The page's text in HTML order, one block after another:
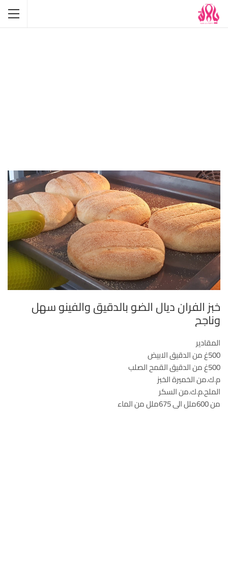
خبز الفران ديال الضو بالدقيق والفينو سهل
وناجح
المقادير
500غ من الدقيق الابيض
500غ من الدقيق القمح الصلب
م.ك.من الخميرة الخبز
الملح.م.ك.من السكر
من 600ملل الى 675ملل من الماء